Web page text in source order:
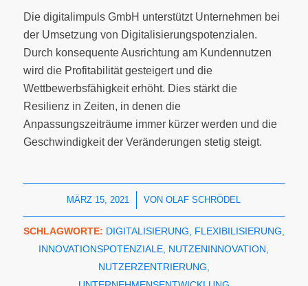
Die digitalimpuls GmbH unterstützt Unternehmen bei
der Umsetzung von Digitalisierungspotenzialen.
Durch konsequente Ausrichtung am Kundennutzen
wird die Profitabilität gesteigert und die
Wettbewerbsfähigkeit erhöht. Dies stärkt die
Resilienz in Zeiten, in denen die
Anpassungszeiträume immer kürzer werden und die
Geschwindigkeit der Veränderungen stetig steigt.
MÄRZ 15, 2021 VONOLAF SCHRÖDEL
SCHLAGWORTE: DIGITALISIERUNG FLEXIBILISIERUNG
INNOVATIONSPOTENZIALE NUTZENINNOVATION
NUTZERZENTRIERUNG